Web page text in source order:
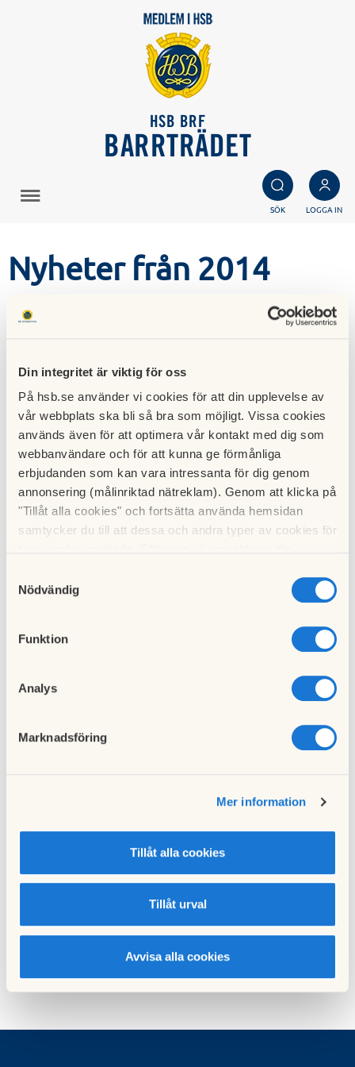
Din integritet är viktig för oss
På hsb.se använder vi cookies för att din upplevelse av
vår webbplats ska bli så bra som möjligt. Vissa cookies
används även för att optimera vår kontakt med dig som
webbanvändare och för att kunna ge förmånliga
erbjudanden som kan vara intressanta för dig genom
annonsering (målinriktad nätreklam). Genom att klicka på
"Tillåt alla cookies" och fortsätta använda hemsidan
samtycker du till att dessa och andra typer av cookies för
cookies och välja att endast tillåta ett urval.
Nödvändig
Funktion
Analys
Marknadsföring
Mer information
Tillåt alla cookies
Tillåt urval
Avvisa alla cookies
HSB BRF
BARRTRÄDET
SÖK LOGGA IN
Nyheter från 2014
Samlade nyheter från år 2014.
Ny Portkod 141001
17 september 2014
Ny portkod från 2014-10-01, avisering har skett till alla
boende i brevlådan
Intern-Tv
Intern-Tv:n kommer att stängas ned från och med 2015-01-
01
Avgifter 2015
Till nyhetslistan
Nyheter från 2013 Nyheter 2015